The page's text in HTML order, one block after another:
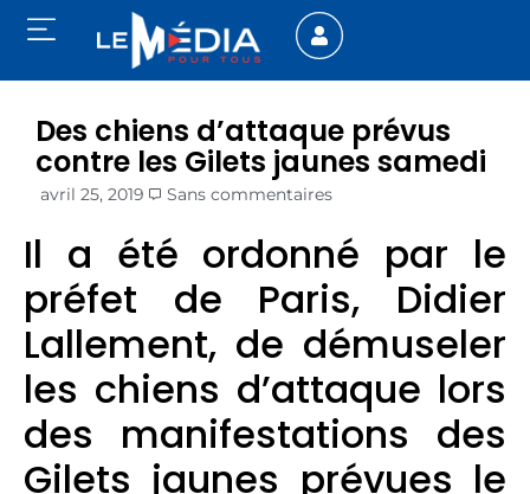
Des chiens d’attaque prévus
contre les Gilets jaunes samedi
avril 25, 2019 Sans commentaires
Il a été ordonné par le
préfet de Paris, Didier
Lallement, de démuseler
les chiens d’attaque lors
des manifestations des
Gilets jaunes prévues le